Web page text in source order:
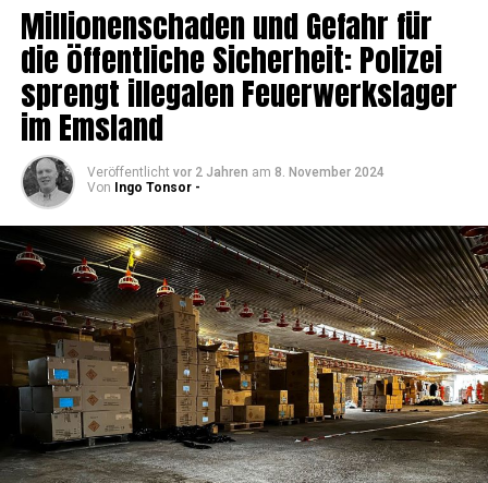
Mil­lio­nen­scha­den und Gefahr für
die öffent­li­che Sicher­heit: Poli­zei
sprengt ille­ga­len Feu­er­werks­la­ger
im Emsland
Veröffentlicht vor 2 Jahren am 8. November 2024
Von Ingo Tonsor -